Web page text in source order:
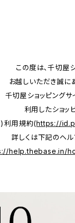
この度は、千切屋
お越しいただき誠に
千切屋ショッピング
利用したショッ
利用規約(https://
詳しくは下記のヘル
help.thebase.in/